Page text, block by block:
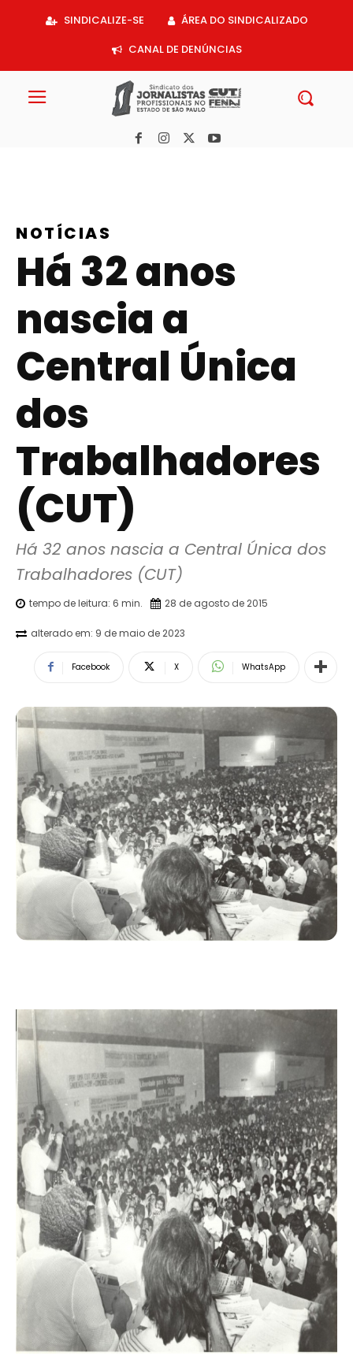
SINDICALIZE-SE
ÁREA DO SINDICALIZADO
CANAL DE DENÚNCIAS
NOTÍCIAS
Há 32 anos
nascia a
Central Única
dos
Trabalhadores
(CUT)
Há 32 anos nascia a Central Única dos
Trabalhadores (CUT)
tempo de leitura: 6 min. 28 de agosto de 2015
alterado em: 9 de maio de 2023
Facebook X WhatsApp